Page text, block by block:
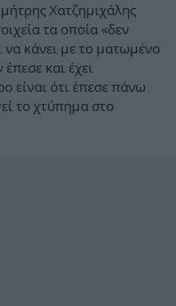
Χατζημιχάλης
τα οποία «δεν
να κάνει με το ματωμένο
και έχει
είναι ότι έπεσε πάνω
το χτύπημα στο